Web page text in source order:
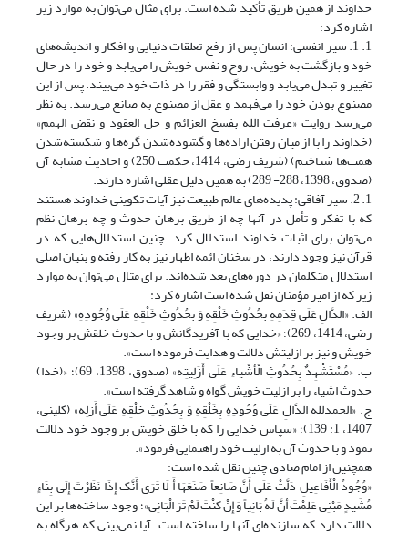
خداوند از همین طریق تأکید شده است. برای مثال می‌توان به موارد زیر
اشاره کرد:
1. 1. سیر انفسی: انسان پس از رفع تعلقات دنیایی و افکار و اندیشه‌های
خود و بازگشت به خویش، روح و نفس خویش را می‌یابد و خود را در حال
تغییر و تبدل می‌یابد و وابستگی و فقر را در ذات خود می‌بیند. پس از این
مصنوع بودن خود را می‌فهمد و عقل از مصنوع به صانع می‌رسد. به نظر
می‌رسد روایت «عرفت الله بفسخ العزائم و حل العقود و نقض الهمم»
(خداوند را با از میان رفتن اراده‌ها و گشوده‌شدن گره‌ها و شکسته‌شدن
همت‌ها شناختم) (شریف رضی، 1414، حکمت 250) و احادیث مشابه آن
(صدوق، 1398، 288- 289) به همین دلیل عقلی اشاره دارند.
1. 2. سیر آفاقی: پدیده‌های عالم طبیعت نیز آیات تکوینی خداوند هستند
که با تفکر و تأمل در آنها چه از طریق برهان حدوث و چه برهان نظم
می‌توان برای اثبات خداوند استدلال کرد. چنین استدلال‌هایی که در
قرآن نیز وجود دارند، در سخنان ائمه اطهار نیز به کار رفته و بنیان اصلی
استدلال متکلمان در دوره‌های بعد شده‌اند. برای مثال می‌توان به موارد
زیر که از امیر مؤمنان نقل شده است اشاره کرد:
الف. «الدَّالِ‏ عَلَى‏ قِدَمِهِ‏ بِحُدُوثِ خَلْقِهِ وَ بِحُدُوثِ خَلْقِهِ عَلَى وُجُودِهِ» (شریف
رضی، 1414، 269)؛ «خدایی که با آفریدگانش و با حدوث خلقش بر وجود
خویش و نیز بر ازلیتش دلالت و هدایت فرموده است».
ب. «مُسْتَشْهِدٌ بِحُدُوثِ‏ الْأَشْیاءِ عَلَى أَزَلِیتِه‏» (صدوق، 1398، 69)؛ «(خدا)
حدوث اشیاء را بر ازلیت خویش گواه و شاهد گرفته است».
ج. «الحمدلله الدَّالِ‏ عَلَى‏ وُجُودِهِ‏ بِخَلْقِهِ وَ بِحُدُوثِ خَلْقِهِ عَلَى أَزَلِه» (کلینی،
1407، 1: 139)؛ «سپاس خدایی را که با خلق خویش بر وجود خود دلالت
نمود و با حدوث آن به ازلیت خود راهنمایی فرمود».
همچنین از امام صادق چنین نقل شده است:
«وُجُودُ الْأَفَاعِیلِ دَلَّتْ عَلَى أَنَّ صَانِعاً صَنَعَهَا أَ لَا تَرَى أَنَّک إِذَا نَظَرْتَ إِلَى بِنَاءٍ
مُشَیدٍ مَبْنِی عَلِمْتَ أَنَّ لَهُ بَانِیاً وَ إِنْ کنْتَ لَمْ تَرَ الْبَانِی»؛ وجود ساخته‌ها بر این
دلالت دارد که سازنده‌ای آنها را ساخته است. آیا نمی‌بینی که هرگاه به